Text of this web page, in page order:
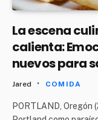
La escena
calienta:
nuevos para
Jared COMIDA
PORTLAND, Oregón